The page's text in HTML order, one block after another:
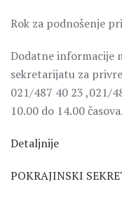
Rok za podnošenje
Dodatne informacije
sekretarijatu za
021/487 40 23 ,021/
10.00 do 14.00 časova.
Detaljnije
POKRAJINSKI